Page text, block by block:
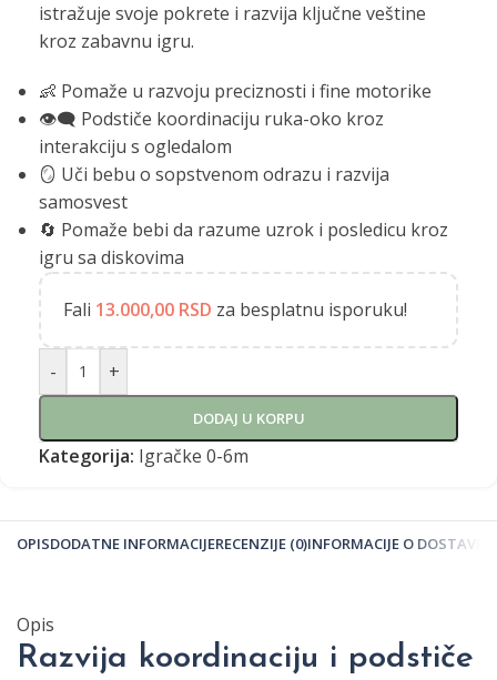
istražuje svoje pokrete i razvija ključne veštine
kroz zabavnu igru.
👶 Pomaže u razvoju preciznosti i fine motorike
👁️‍🗨️ Podstiče koordinaciju ruka-oko kroz
interakciju s ogledalom
🪞 Uči bebu o sopstvenom odrazu i razvija
samosvest
🔄 Pomaže bebi da razume uzrok i posledicu kroz
igru sa diskovima
Fali 13.000,00 RSD za besplatnu isporuku!
- +
DODAJ U KORPU
Kategorija: Igračke 0-6m
OPISDODATNE INFORMACIJERECENZIJE (0)INFORMACIJE O DOSTAVI
Opis
Razvija koordinaciju i podstiče